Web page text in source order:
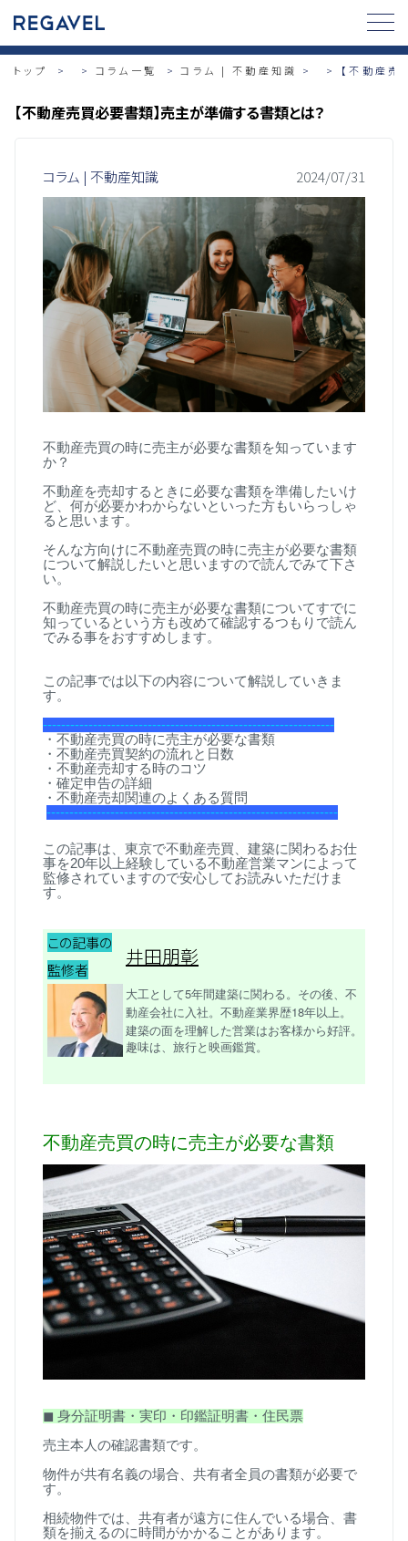
トップ > コラム一覧 コラム | 不動産知識 > 【不動産売
【不動産売買必要書類】売主が準備する書類とは？
コラム | 不動産知識 2024/07/31
不動産売買の時に売主が必要な書類を知っています
か？
不動産を売却するときに必要な書類を準備したいけ
ど、何が必要かわからないといった方もいらっしゃ
ると思います。
そんな方向けに不動産売買の時に売主が必要な書類
について解説したいと思いますので読んでみて下さ
い。
不動産売買の時に売主が必要な書類についてすでに
知っているという方も改めて確認するつもりで読ん
でみる事をおすすめします。
この記事では以下の内容について解説していきま
す。
----------------------------------------------------------------
・不動産売買の時に売主が必要な書類
・不動産売買契約の流れと日数
・不動産売却する時のコツ
・確定申告の詳細
・不動産売却関連のよくある質問
----------------------------------------------------------------
この記事は、東京で不動産売買、建築に関わるお仕
事を20年以上経験している不動産営業マンによって
監修されていますので安心してお読みいただけま
す。
この記事の
監修者
井田朋彰
大工として5年間建築に関わる。その後、不
動産会社に入社。不動産業界歴18年以上。
建築の面を理解した営業はお客様から好評。
趣味は、旅行と映画鑑賞。
不動産売買の時に売主が必要な書類
◼ 身分証明書・実印・印鑑証明書・住民票
売主本人の確認書類です。
物件が共有名義の場合、共有者全員の書類が必要で
す。
相続物件では、共有者が遠方に住んでいる場合、書
類を揃えるのに時間がかかることがあります。